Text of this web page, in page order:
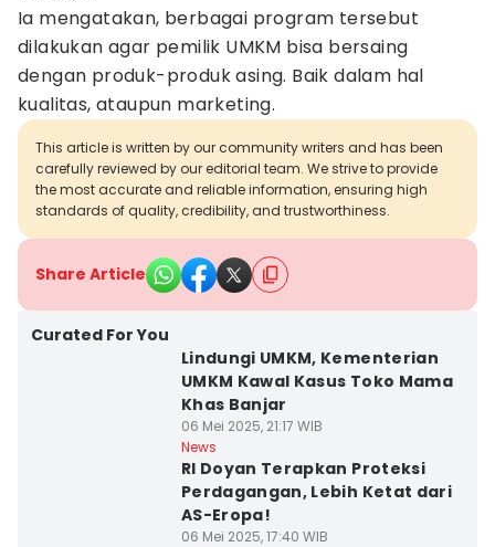
Ia mengatakan, berbagai program tersebut
dilakukan agar pemilik UMKM bisa bersaing
dengan produk-produk asing. Baik dalam hal
kualitas, ataupun marketing.
This article is written by our community writers and has been
carefully reviewed by our editorial team. We strive to provide
the most accurate and reliable information, ensuring high
standards of quality, credibility, and trustworthiness.
Share Article
Curated For You
Lindungi UMKM, Kementerian
UMKM Kawal Kasus Toko Mama
Khas Banjar
06 Mei 2025, 21:17 WIB
News
RI Doyan Terapkan Proteksi
Perdagangan, Lebih Ketat dari
AS-Eropa!
06 Mei 2025, 17:40 WIB